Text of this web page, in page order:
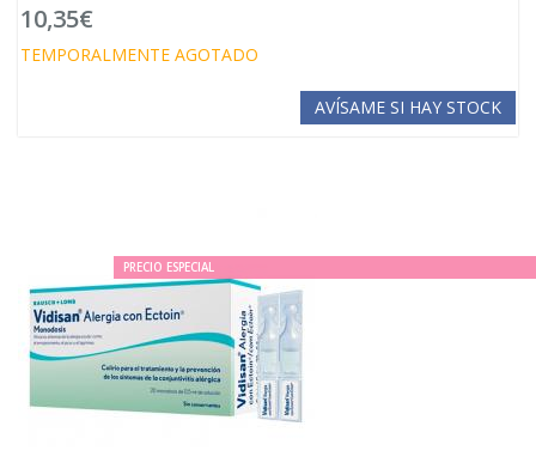
10,35€
TEMPORALMENTE AGOTADO
AVÍSAME SI HAY STOCK
PRECIO ESPECIAL